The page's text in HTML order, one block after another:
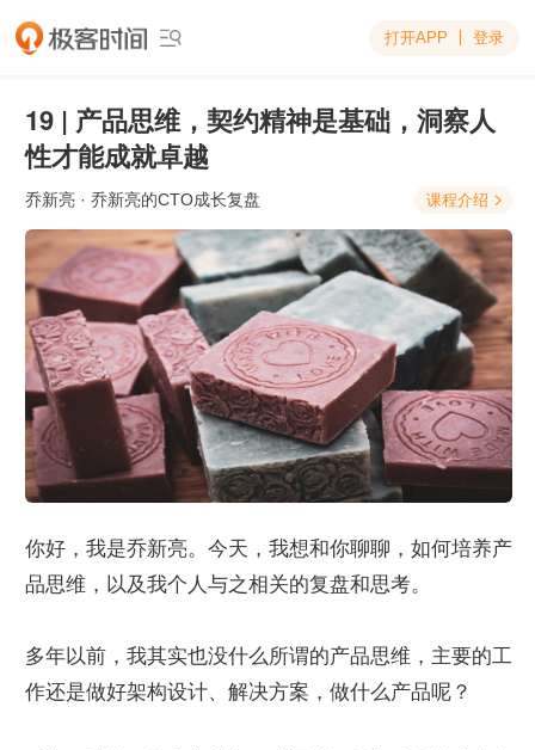
 打开APP 登录
19 | 产品思维，契约精神是基础，洞察人
性才能成就卓越
乔新亮 · 乔新亮的CTO成长复盘 课程介绍 
你好，我是乔新亮。今天，我想和你聊聊，如何培养产
品思维，以及我个人与之相关的复盘和思考。
多年以前，我其实也没什么所谓的产品思维，主要的工
作还是做好架构设计、解决方案，做什么产品呢？